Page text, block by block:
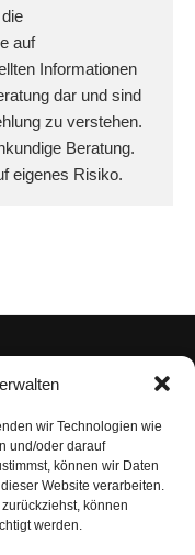
wir Technologien wie
und/oder darauf
können wir Daten
Website verarbeiten.
können
werden.
auf
Informationen
dar und sind
zu verstehen.
Beratung.
eigenes Risiko.